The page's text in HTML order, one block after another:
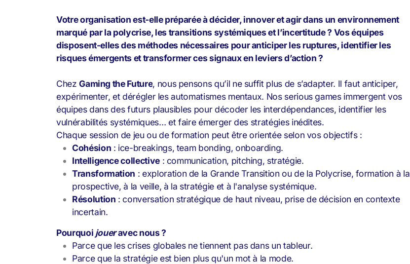
Votre organisation est-elle préparée à décider, innover et agir dans un environnement
marqué par la polycrise, les transitions systémiques et l’incertitude ? Vos équipes
disposent-elles des méthodes nécessaires pour anticiper les ruptures, identifier les
risques émergents et transformer ces signaux en leviers d’action ?
ChezGaming the Future, nous pensons qu’il ne suffit plus de s’adapter. Il faut anticiper,
expérimenter, et dérégler les automatismes mentaux. Nos serious games immergent vos
équipes dans des futurs plausibles pour décoder les interdépendances, identifier les
vulnérabilités systémiques… et faire émerger des stratégies inédites.
Chaque session de jeu ou de formation peut être orientée selon vos objectifs :
Cohésion : ice-breakings, team bonding, onboarding.
Intelligence collective: communication, pitching, stratégie.
Transformation : exploration de la Grande Transition ou de la Polycrise, formation à la
prospective, à la veille, à la stratégie et à l'analyse systémique.
Résolution : conversation stratégique de haut niveau, prise de décision en contexte
incertain.
Pourquoi joueravec nous ?
Parce que les crises globales ne tiennent pas dans un tableur.
Parce que la stratégie est bien plus qu'un mot à la mode.